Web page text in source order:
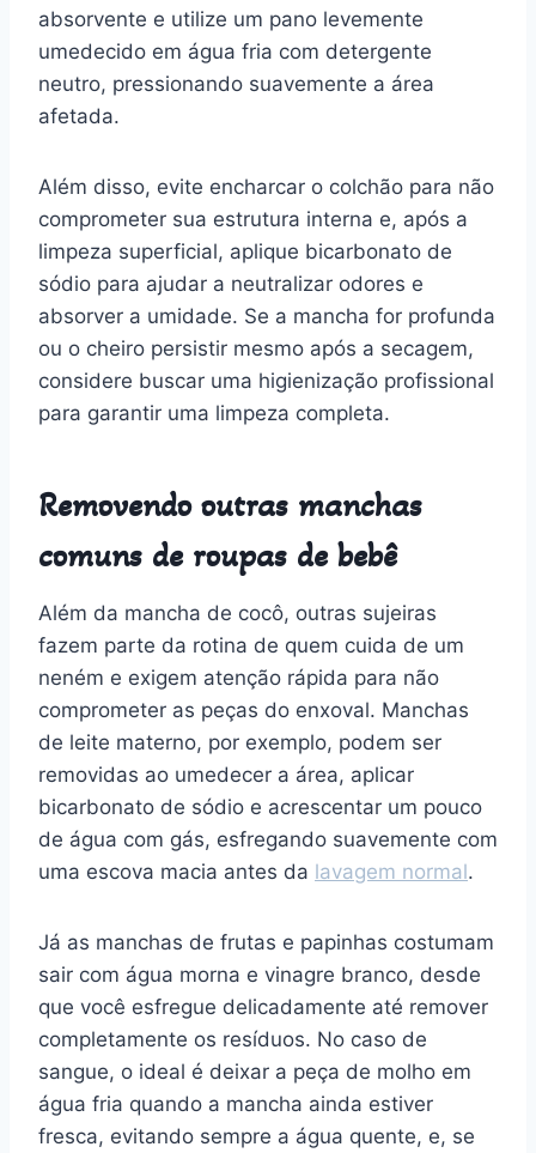
absorvente e utilize um pano levemente
umedecido em água fria com detergente
neutro, pressionando suavemente a área
afetada.
Além disso, evite encharcar o colchão para não
comprometer sua estrutura interna e, após a
limpeza superficial, aplique bicarbonato de
sódio para ajudar a neutralizar odores e
absorver a umidade. Se a mancha for profunda
ou o cheiro persistir mesmo após a secagem,
considere buscar uma higienização profissional
para garantir uma limpeza completa.
Removendo outras manchas
comuns de roupas de bebê
Além da mancha de cocô, outras sujeiras
fazem parte da rotina de quem cuida de um
neném e exigem atenção rápida para não
comprometer as peças do enxoval. Manchas
de leite materno, por exemplo, podem ser
removidas ao umedecer a área, aplicar
bicarbonato de sódio e acrescentar um pouco
de água com gás, esfregando suavemente com
uma escova macia antes da lavagem normal.
Já as manchas de frutas e papinhas costumam
sair com água morna e vinagre branco, desde
que você esfregue delicadamente até remover
completamente os resíduos. No caso de
sangue, o ideal é deixar a peça de molho em
água fria quando a mancha ainda estiver
fresca, evitando sempre a água quente, e, se